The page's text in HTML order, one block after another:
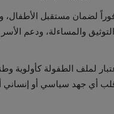
لضمان مستقبل الأطفال،
والمساءلة، ودعم
لملف الطفولة كأولوية
أي جهد سياسي أو إنساني